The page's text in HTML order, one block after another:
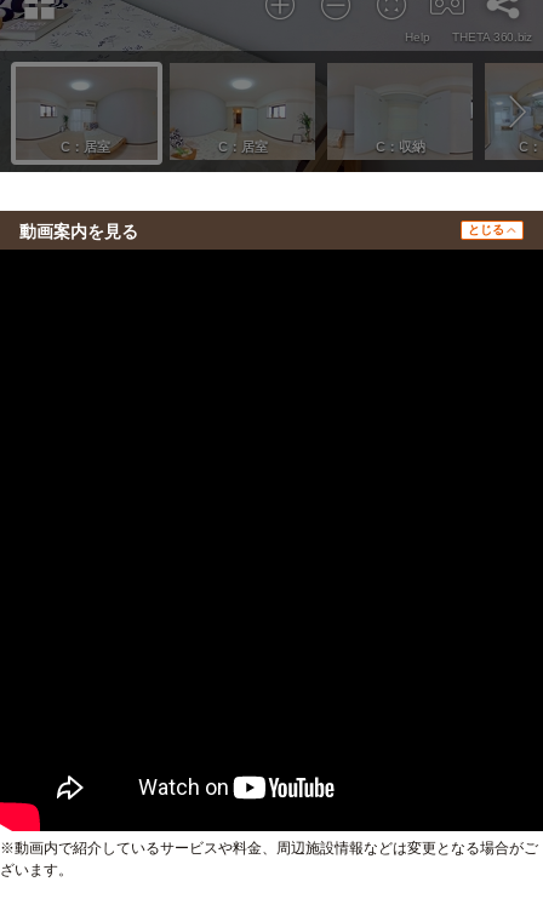
動画案内を見る とじる
※動画内で紹介しているサービスや料金、周辺施設情報などは変更となる場合がご
ざいます。